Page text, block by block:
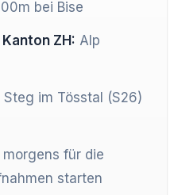
bei Bise
ZH: Alp
Steg im Tösstal (S26)
morgens für die
starten